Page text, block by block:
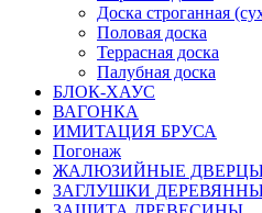
Доска строганная
Половая доска
Террасная доска
Палубная доска
БЛОК-ХАУС
ВАГОНКА
ИМИТАЦИЯ БРУСА
Погонаж
ЖАЛЮЗИЙНЫЕ
ЗАГЛУШКИ